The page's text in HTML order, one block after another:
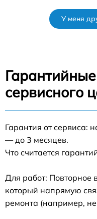
У меня
сервисного
Гарантия от сервиса:
— до 3 месяцев.
Что считается
Для работ: Повторное
который напрямую
ремонта (например,